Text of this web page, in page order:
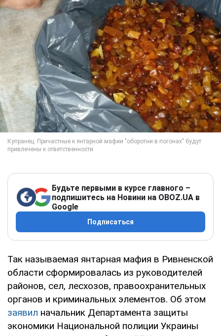
Будьте первыми в курсе главного –
подпишитесь на Новини на OBOZ.UA в
Google
Подписаться
Так называемая янтарная мафия в Ривненской
области сформировалась из руководителей
районов, сел, лесхозов, правоохранительных
органов и криминальных элементов. Об этом
заявил начальник Департамента защиты
экономики Национальной полиции Украины